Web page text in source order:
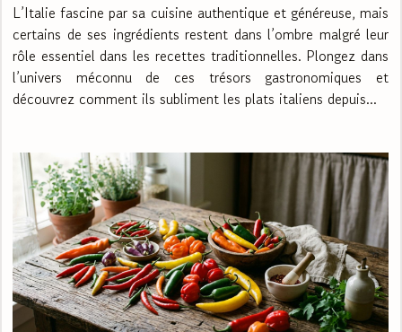
L’Italie fascine par sa cuisine authentique et généreuse, mais
certains de ses ingrédients restent dans l’ombre malgré leur
rôle essentiel dans les recettes traditionnelles. Plongez dans
l’univers méconnu de ces trésors gastronomiques et
découvrez comment ils subliment les plats italiens depuis...